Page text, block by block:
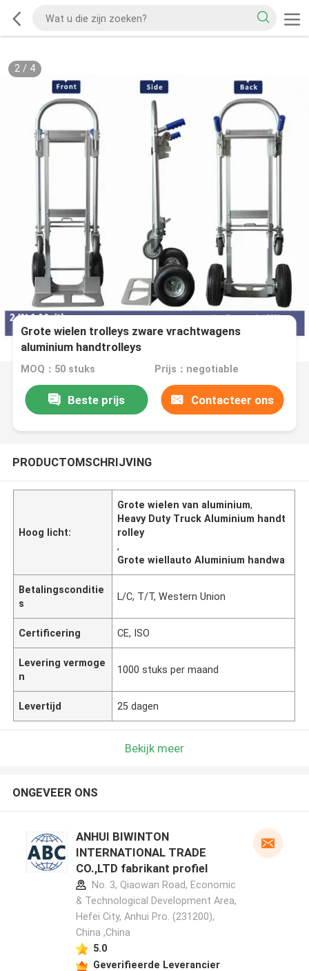
2/ 4
Grote wielen trolleys zware vrachtwagens
aluminium handtrolleys
MOQ：50 stuks Prijs：negotiable
Beste prijs Contacteer ons
PRODUCTOMSCHRIJVING
Hoog licht:
Grote wielen van aluminium,
Heavy Duty Truck Aluminium handt
rolley
,
Grote wiellauto Aluminium handwa
Betalingsconditie
s
L/C, T/T, Western Union
Certificering CE, ISO
Levering vermoge
n
1000 stuks per maand
Levertijd 25 dagen
Bekijk meer
ONGEVEER ONS
ANHUI BIWINTON
INTERNATIONAL TRADE
CO.,LTD fabrikant profiel
No. 3, Qiaowan Road, Economic
& Technological Development Area,
Hefei City, Anhui Pro. (231200),
China ,China
5.0
Geverifieerde Leverancier